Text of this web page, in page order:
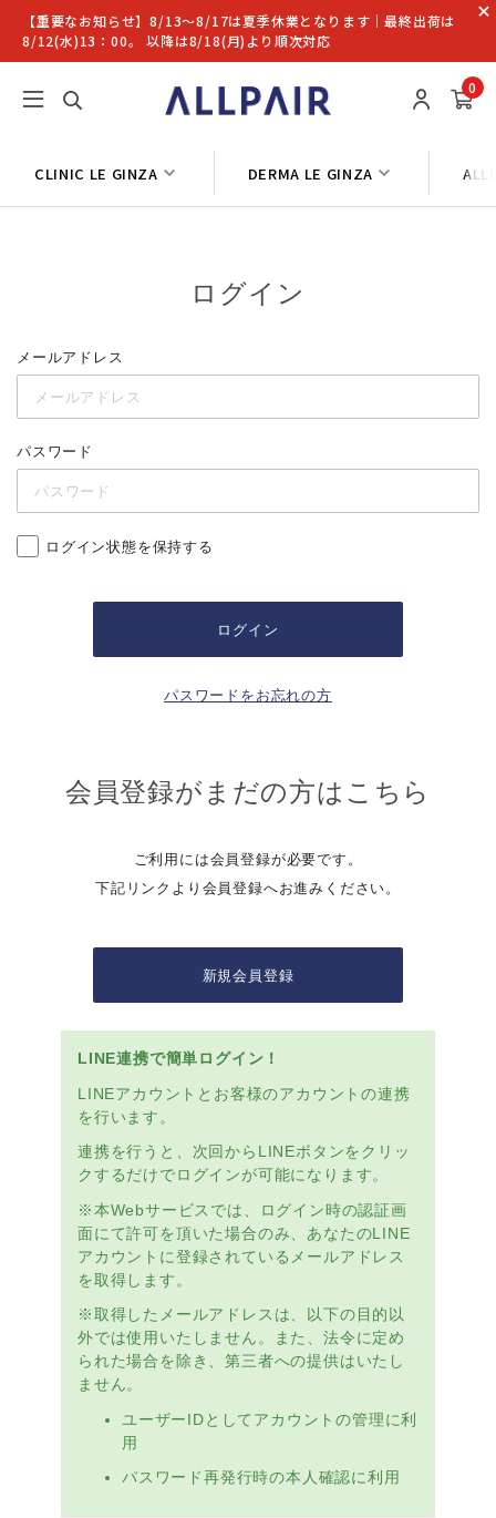
【重要なお知らせ】8/13〜8/17は夏季休業となります｜最終出荷は
8/12(水)13：00。 以降は8/18(月)より順次対応
0
CLINIC LE GINZA DERMA LE GINZA
ログイン
メールアドレス
パスワード
ログイン状態を保持する
パスワードをお忘れの方
会員登録がまだの方はこちら
ご利用には会員登録が必要です。
下記リンクより会員登録へお進みください。
新規会員登録
LINE連携で簡単ログイン！
LINEアカウントとお客様のアカウントの連携
を行います。
連携を行うと、次回からLINEボタンをクリッ
クするだけでログインが可能になります。
※本Webサービスでは、ログイン時の認証画
面にて許可を頂いた場合のみ、あなたのLINE
アカウントに登録されているメールアドレス
を取得します。
※取得したメールアドレスは、以下の目的以
外では使用いたしません。また、法令に定め
られた場合を除き、第三者への提供はいたし
ません。
ユーザーIDとしてアカウントの管理に利
用
パスワード再発行時の本人確認に利用